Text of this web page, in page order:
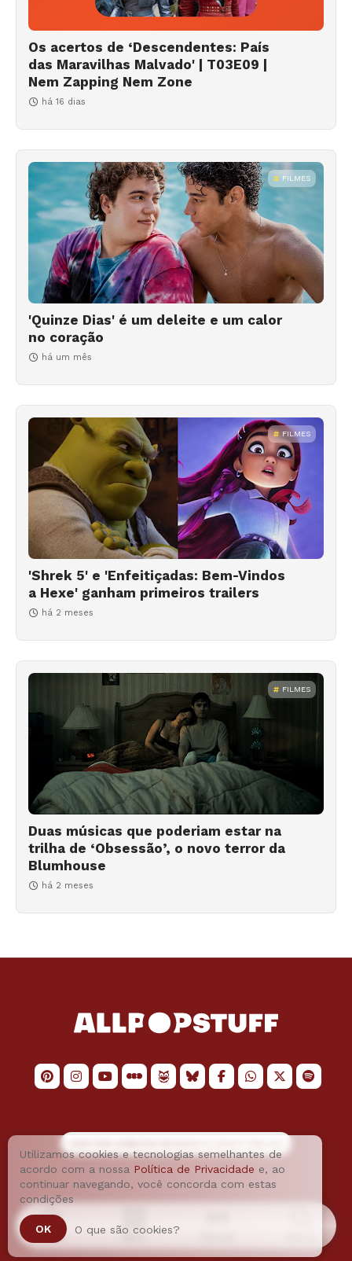
Os acertos de ‘Descendentes: País
das Maravilhas Malvado' | T03E09 |
Nem Zapping Nem Zone
há 16 dias
FILMES
'Quinze Dias' é um deleite e um calor
no coração
há um mês
FILMES
'Shrek 5' e 'Enfeitiçadas: Bem-Vindos
a Hexe' ganham primeiros trailers
há 2 meses
FILMES
Duas músicas que poderiam estar na
trilha de ‘Obsessão’, o novo terror da
Blumhouse
há 2 meses
Utilizamos cookies e tecnologias semelhantes de
acordo com a nossa Política de Privacidade e, ao
continuar navegando, você concorda com estas
condições
OK O que são cookies?
Home